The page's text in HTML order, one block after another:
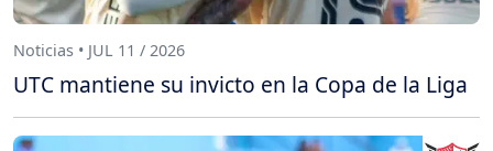
Noticias • JUL 11 / 2026
UTC mantiene su invicto en la Copa de la Liga